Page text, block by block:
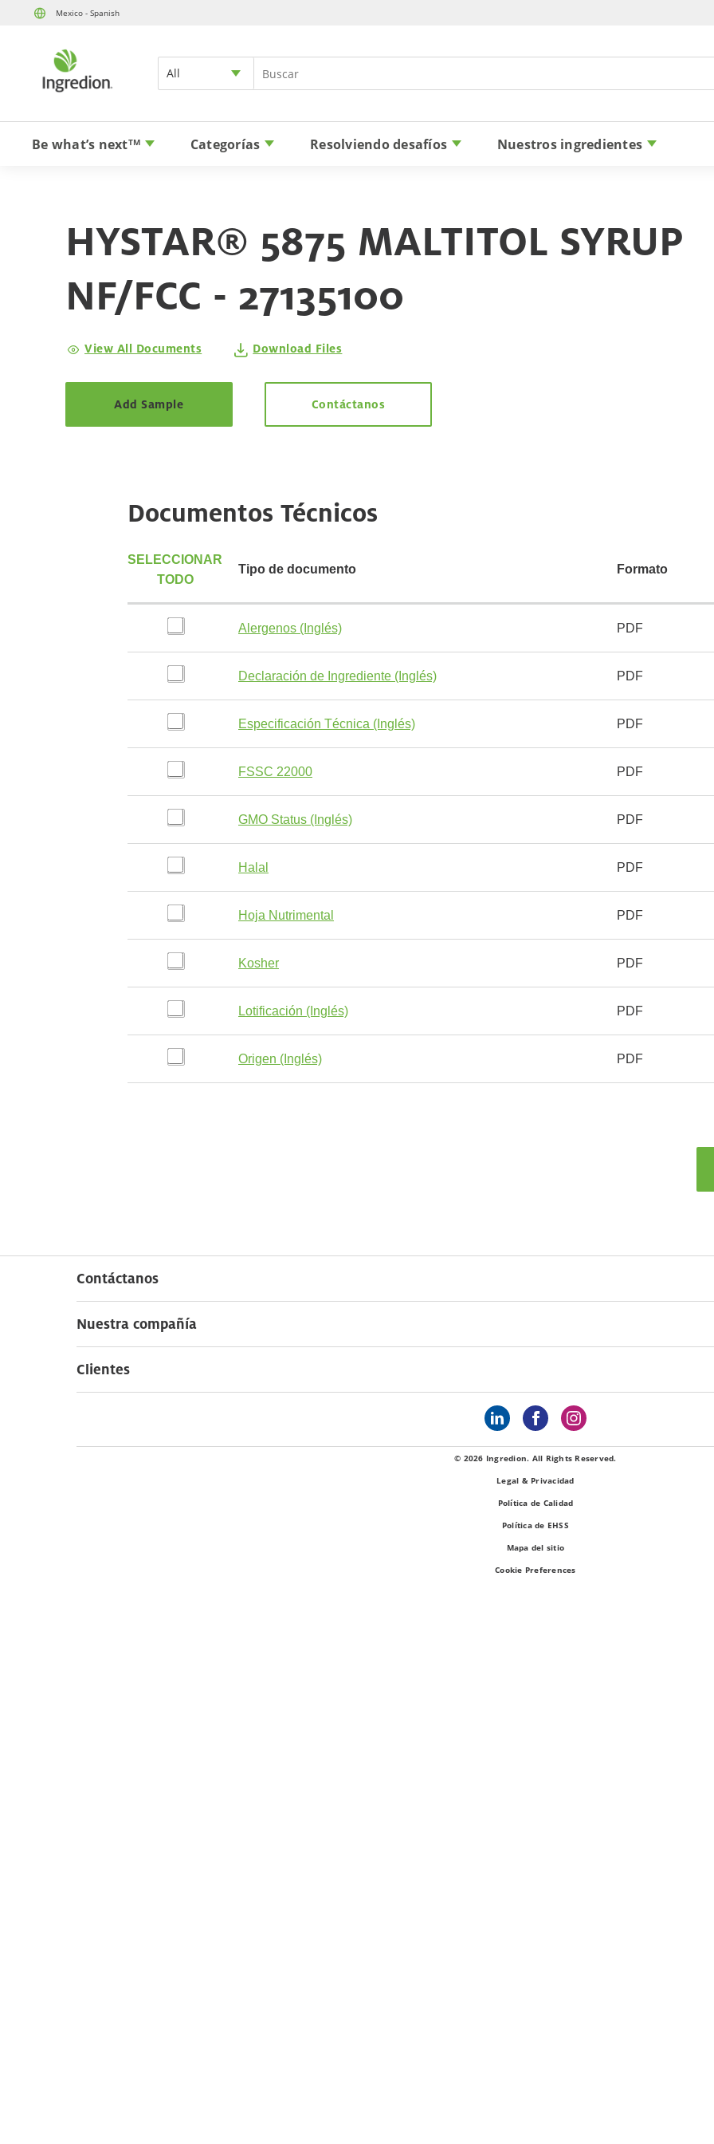
Mexico - Spanish
All
Be what’s nextTM Categorías Resolviendo desafíos Nuestros ingredientes
HYSTAR® 5875 MALTITOL SYRUP
NF/FCC - 27135100
View All Documents Download Files
Add Sample Contáctanos
Documentos Técnicos
SELECCIONAR
TODO
Tipo de documento Formato
Alergenos (Inglés) PDF
Declaración de Ingrediente (Inglés) PDF
Especificación Técnica (Inglés) PDF
FSSC 22000 PDF
GMO Status (Inglés) PDF
Halal PDF
Hoja Nutrimental PDF
Kosher PDF
Lotificación (Inglés) PDF
Origen (Inglés) PDF
Contáctanos
Nuestra compañía
Clientes
© 2026 Ingredion. All Rights Reserved.
Legal & Privacidad
Política de Calidad
Política de EHSS
Mapa del sitio
Cookie Preferences